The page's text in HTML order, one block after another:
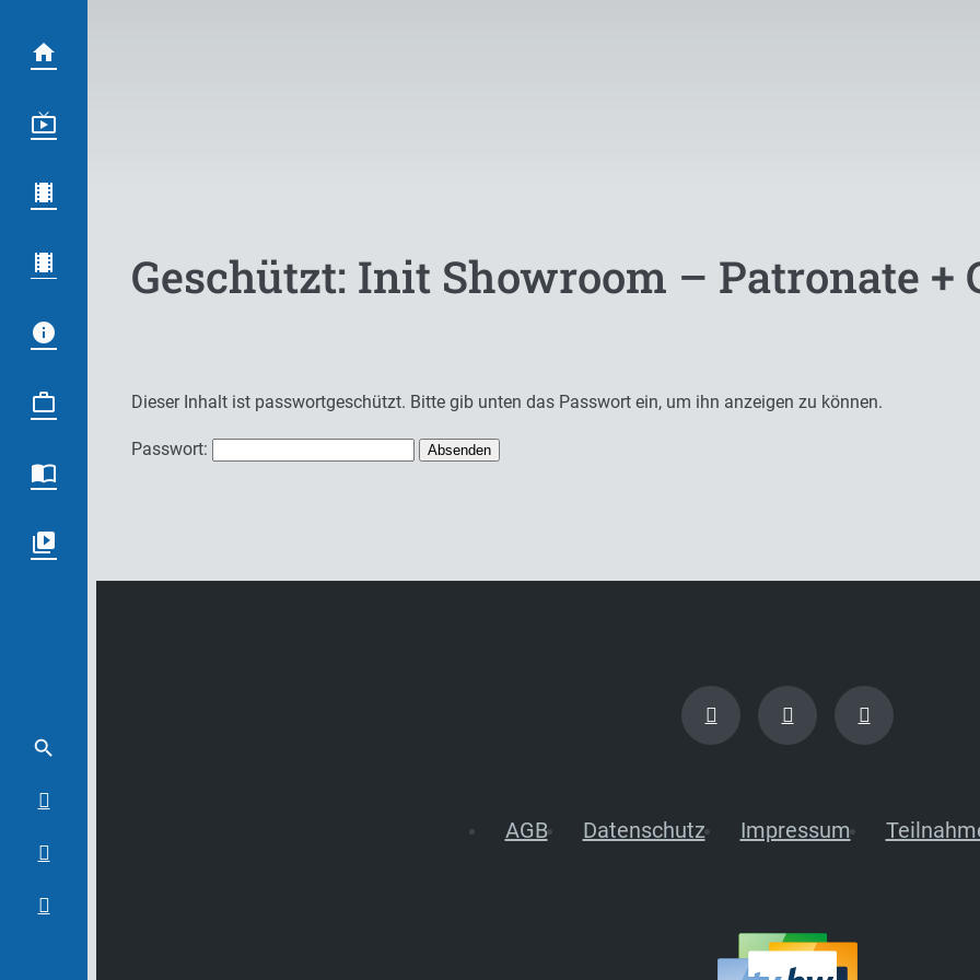
Geschützt: Init Showroom – Patronate +
Dieser Inhalt ist passwortgeschützt. Bitte gib unten das Passwort ein, um ihn anzeigen zu können.
Passwort:
AGB Datenschutz Impressum